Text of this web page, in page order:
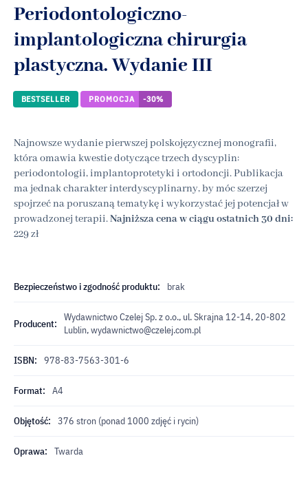
Periodontologiczno-
implantologiczna chirurgia
plastyczna. Wydanie III
BESTSELLER PROMOCJA -30%
Najnowsze wydanie pierwszej polskojęzycznej monografii,
która omawia kwestie dotyczące trzech dyscyplin:
periodontologii, implantoprotetyki i ortodoncji. Publikacja
ma jednak charakter interdyscyplinarny, by móc szerzej
spojrzeć na poruszaną tematykę i wykorzystać jej potencjał w
prowadzonej terapii.Najniższa cena w ciągu ostatnich 30 dni:
229 zł
Bezpieczeństwo i zgodność produktu: brak
Producent:
Wydawnictwo Czelej Sp. z o.o., ul. Skrajna 12-14, 20-802
Lublin,wydawnictwo@czelej.com.pl
ISBN: 978-83-7563-301-6
Format: A4
Objętość: 376 stron (ponad 1000 zdjęć i rycin)
Oprawa: Twarda